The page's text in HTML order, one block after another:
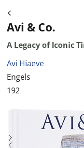
Avi & Co.
A Legacy of Iconic
Avi Hiaeve
Engels
192